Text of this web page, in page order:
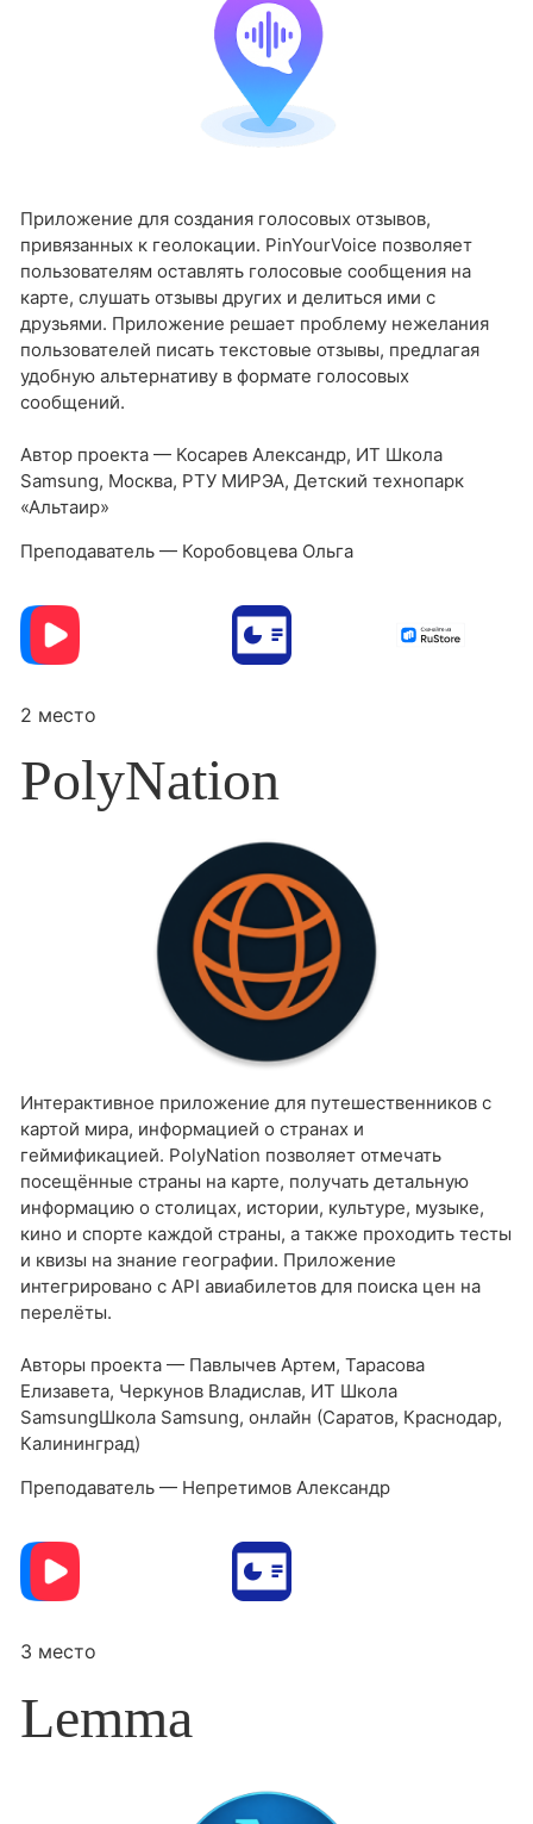
Приложение для создания голосовых отзывов,
привязанных к геолокации. PinYourVoice позволяет
пользователям оставлять голосовые сообщения на
карте, слушать отзывы других и делиться ими с
друзьями. Приложение решает проблему нежелания
пользователей писать текстовые отзывы, предлагая
удобную альтернативу в формате голосовых
сообщений.
Автор проекта — Косарев Александр, ИТ Школа
Samsung, Москва, РТУ МИРЭА, Детский технопарк
«Альтаир»
Преподаватель — Коробовцева Ольга
2 место
PolyNation
Интерактивное приложение для путешественников с
картой мира, информацией о странах и
геймификацией. PolyNation позволяет отмечать
посещённые страны на карте, получать детальную
информацию о столицах, истории, культуре, музыке,
кино и спорте каждой страны, а также проходить тесты
и квизы на знание географии. Приложение
интегрировано с API авиабилетов для поиска цен на
перелёты.
Авторы проекта — Павлычев Артем, Тарасова
Елизавета, Черкунов Владислав, ИТ Школа
SamsungШкола Samsung, онлайн (Саратов, Краснодар,
Калининград)
Преподаватель — Непретимов Александр
3 место
Lemma